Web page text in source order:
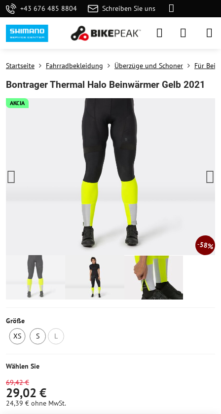
+43 676 485 8804 Schreiben Sie uns
AKCIA
58%
Startseite Fahrradbekleidung Überzüge und Schoner Für
Bontrager Thermal Halo Beinwärmer Gelb 2021
Größe
XS
S
L
Wählen Sie
69,42 €
29,02 €
24,39 € ohne MwSt.